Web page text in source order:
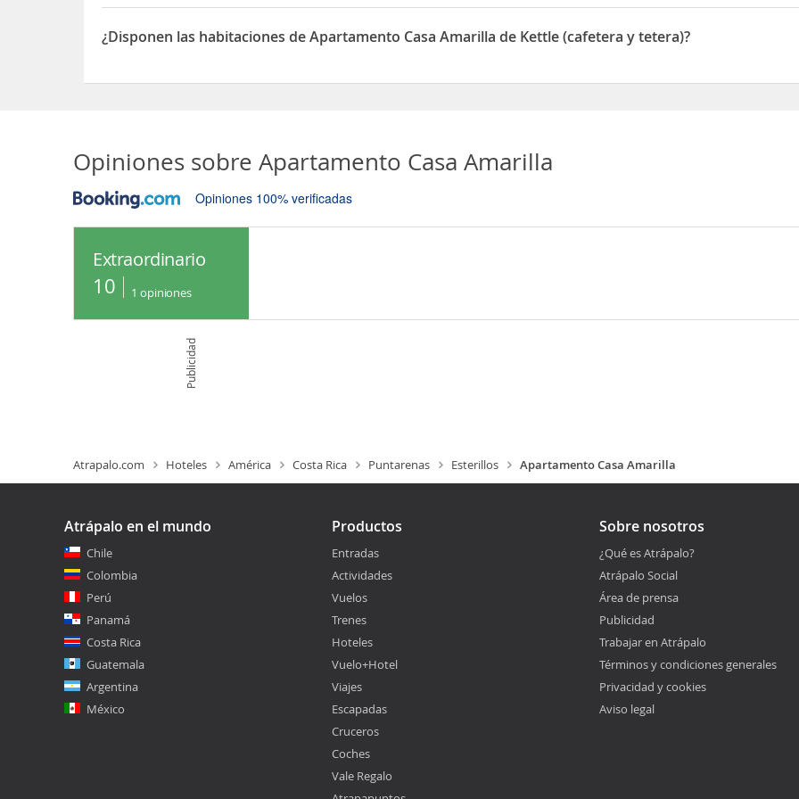
Sí, las habitaciones del Apartamento Casa Amarilla disponen de Radio
¿Disponen las habitaciones de Apartamento Casa Amarilla de Kettle (cafetera y tetera)?
Opiniones sobre Apartamento Casa Amarilla
Opiniones 100% verificadas
Extraordinario
10 1 opiniones
Publicidad
Atrapalo.com Hoteles América Costa Rica Puntarenas Esterillos Apartamento Casa Amarilla
Atrápalo en el mundo
Chile
Colombia
Perú
Panamá
Costa Rica
Guatemala
Argentina
México
Productos
Entradas
Actividades
Vuelos
Trenes
Hoteles
Vuelo+Hotel
Viajes
Escapadas
Cruceros
Coches
Vale Regalo
Sobre nosotros
¿Qué es Atrápalo?
Atrápalo Social
Área de prensa
Publicidad
Trabajar en Atrápalo
Términos y condiciones generales
Privacidad y cookies
Aviso legal